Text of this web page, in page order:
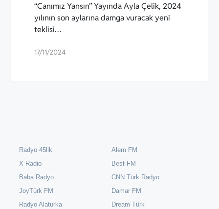
“Canımız Yansın” Yayında Ayla Çelik, 2024
yılının son aylarına damga vuracak yeni
teklisi…
17/11/2024
Radyo 45lik
X Radio
Baba Radyo
JoyTürk FM
Radyo Alaturka
Alem FM
Best FM
CNN Türk Radyo
Damar FM
Dream Türk